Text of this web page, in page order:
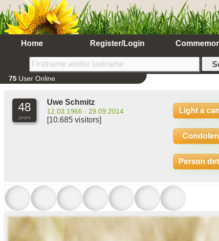
Home Register/Login
75 User Online
48
years
Uwe Schmitz
12.03.1966 - 29.09.2014
[10.685 visitors]
Light a
Person